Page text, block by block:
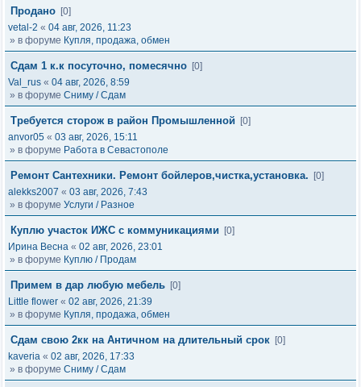
Продано [0]
vetal-2 « 04 авг, 2026, 11:23
» в форуме Купля, продажа, обмен
Сдам 1 к.к посуточно, помесячно [0]
Val_rus « 04 авг, 2026, 8:59
» в форуме Сниму / Сдам
Требуется сторож в район Промышленной
[0]
anvor05 « 03 авг, 2026, 15:11
» в форуме Работа в Севастополе
Ремонт Сантехники. Ремонт бойлеров,чистка,установка.
[0]
alekks2007 « 03 авг, 2026, 7:43
» в форуме Услуги / Разное
Куплю участок ИЖС с коммуникациями
[0]
Ирина Весна « 02 авг, 2026, 23:01
» в форуме Куплю / Продам
Примем в дар любую мебель [0]
Little flower « 02 авг, 2026, 21:39
» в форуме Купля, продажа, обмен
Сдам свою 2кк на Античном на длительный срок [0]
kaveria « 02 авг, 2026, 17:33
» в форуме Сниму / Сдам